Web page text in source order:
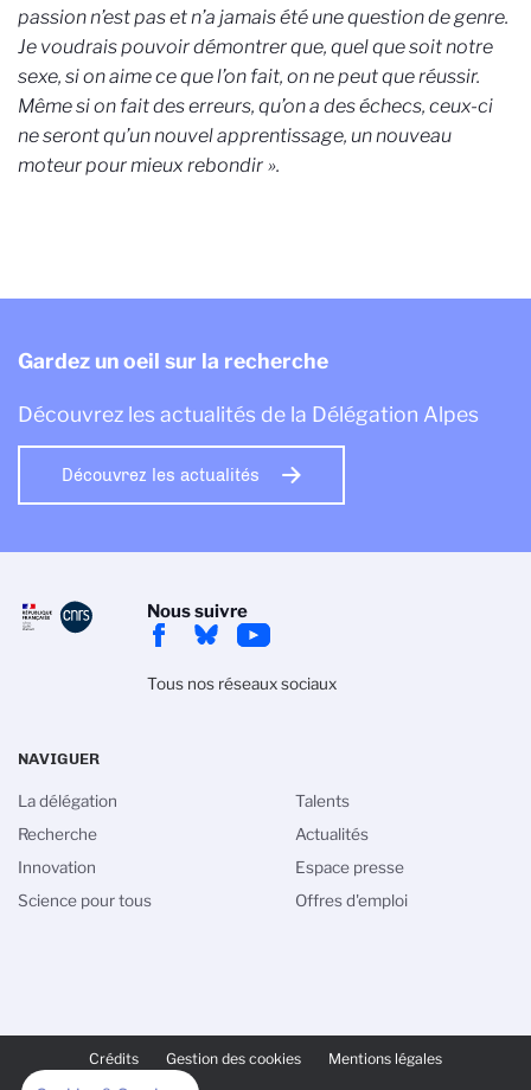
passion n’est pas et n’a jamais été une question de genre.
Je voudrais pouvoir démontrer que, quel que soit notre
sexe, si on aime ce que l’on fait, on ne peut que réussir.
Même si on fait des erreurs, qu’on a des échecs, ceux-ci
ne seront qu’un nouvel apprentissage, un nouveau
moteur pour mieux rebondir ».
Gardez un oeil sur la recherche
Découvrez les actualités de la Délégation Alpes
Découvrez les actualités
Nous suivre
Tous nos réseaux sociaux
PAGE
SECONDAIRE
Crédits Gestion des cookies Mentions légales
NAVIGUER
La délégation
Recherche
Innovation
Science pour tous
Talents
Actualités
Espace presse
Offres d'emploi